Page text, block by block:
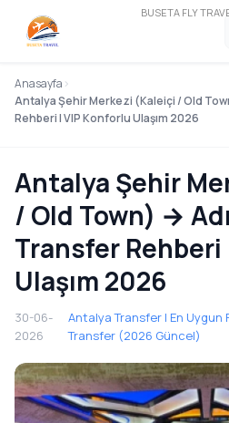
BUSETA FLY
Anasayfa
Antalya Şehir Merkezi (Kaleiçi / Old
Rehberi | VIP Konforlu Ulaşım 2026
Antalya Şehir
/ Old Town) →
Transfer Rehberi
Ulaşım 2026
30-06-
2026
Antalya Transfer | En Uygun
Transfer (2026 Güncel)